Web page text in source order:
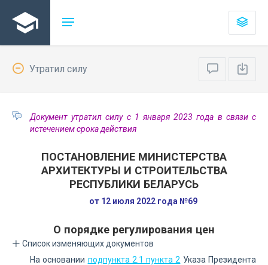
Утратил силу
Документ утратил силу с 1 января 2023 года в связи с
истечением срока действия
ПОСТАНОВЛЕНИЕ МИНИСТЕРСТВА
АРХИТЕКТУРЫ И СТРОИТЕЛЬСТВА
РЕСПУБЛИКИ БЕЛАРУСЬ
от 12 июля 2022 года №69
О порядке регулирования цен
Список изменяющих документов
На основании подпункта 2.1 пункта 2 Указа Президента